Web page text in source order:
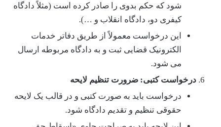
شود که حکم بدوی را صادر کرده است (مثلاً دادگاه
کیفری دو، دادگاه انقلاب و …).
این درخواست معمولاً از طریق دفاتر خدمات
الکترونیک قضایی ثبت و به دادگاه مربوطه ارسال
می شود.
درخواست کتبی: ضرورت تنظیم لایحه
درخواست باید به صورت کتبی و در قالب یک لایحه
حقوقی تنظیم و تقدیم دادگاه شود.